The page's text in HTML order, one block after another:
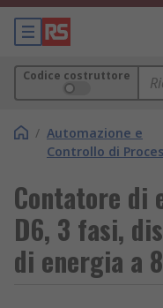
Codice costruttore
/ Automazione e
Controllo di
Contatore di
D6, 3 fasi,
di energia a